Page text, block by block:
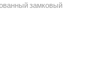
замковый